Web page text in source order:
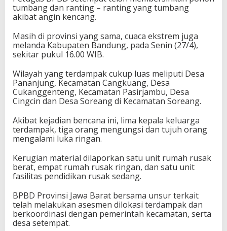
tumbang dan ranting – ranting yang tumbang
akibat angin kencang.
Masih di provinsi yang sama, cuaca ekstrem juga
melanda Kabupaten Bandung, pada Senin (27/4),
sekitar pukul 16.00 WIB.
Wilayah yang terdampak cukup luas meliputi Desa
Pananjung, Kecamatan Cangkuang, Desa
Cukanggenteng, Kecamatan Pasirjambu, Desa
Cingcin dan Desa Soreang di Kecamatan Soreang.
Akibat kejadian bencana ini, lima kepala keluarga
terdampak, tiga orang mengungsi dan tujuh orang
mengalami luka ringan.
Kerugian material dilaporkan satu unit rumah rusak
berat, empat rumah rusak ringan, dan satu unit
fasilitas pendidikan rusak sedang.
BPBD Provinsi Jawa Barat bersama unsur terkait
telah melakukan asesmen dilokasi terdampak dan
berkoordinasi dengan pemerintah kecamatan, serta
desa setempat.